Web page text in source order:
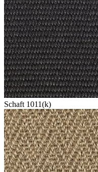
Schaft 1011(k)